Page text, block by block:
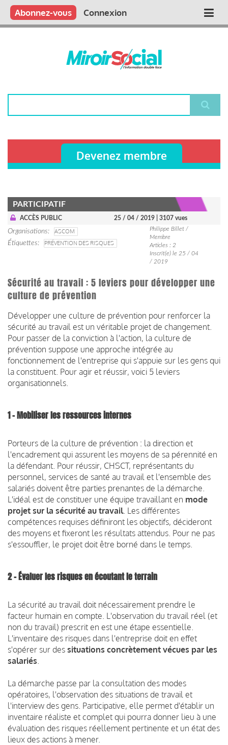
Aller
contenu
Main
Qui sommes nous ?
Vous publiez
Nous publions
Contactez-nous
Abonnez-vous Connexion
Devenez membre
PARTICIPATIF
ACCÈS PUBLIC 25 / 04 / 2019 | 3107 vues
Organisations
ASCOM
Étiquettes
PRÉVENTION DES RISQUES
Philippe Billet /
Membre
Articles : 2
Inscrit(e) le 25 / 04
/ 2019
Sécurité au travail : 5 leviers pour développer une
culture de prévention
Développer une culture de prévention pour renforcer la
sécurité au travail est un véritable projet de changement.
Pour passer de la conviction à l'action, la culture de
prévention suppose une approche intégrée au
fonctionnement de l'entreprise qui s'appuie sur les gens qui
la constituent. Pour agir et réussir, voici 5 leviers
organisationnels.
1 -Mobiliser les ressources internes
Porteurs de la culture de prévention : la direction et
l'encadrement qui assurent les moyens de sa pérennité en
la défendant. Pour réussir, CHSCT, représentants du
personnel, services de santé au travail et l'ensemble des
salariés doivent être parties prenantes de la démarche.
L'idéal est de constituer une équipe travaillant en mode
projet sur la sécurité au travail. Les différentes
compétences requises définiront les objectifs, décideront
des moyens et fixeront les résultats attendus. Pour ne pas
s'essouffler, le projet doit être borné dans le temps.
2 - Évaluer les risques en écoutant le terrain
La sécurité au travail doit nécessairement prendre le
facteur humain en compte. L'observation du travail réel (et
non du travail) prescrit en est une étape essentielle.
L'inventaire des risques dans l'entreprise doit en effet
s'opérer sur des situations concrètement vécues par les
salariés
La démarche passe par la consultation des modes
opératoires, l'observation des situations de travail et
l'interview des gens. Participative, elle permet d'établir un
inventaire réaliste et complet qui pourra donner lieu à une
évaluation des risques réellement pertinente et un état des
lieux des actions à mener.